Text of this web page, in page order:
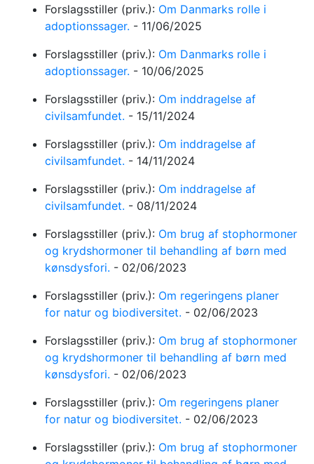
Forslagsstiller (priv.): Om Danmarks rolle i
adoptionssager. - 11/06/2025
Forslagsstiller (priv.): Om Danmarks rolle i
adoptionssager. - 10/06/2025
Forslagsstiller (priv.): Om inddragelse af
civilsamfundet. - 15/11/2024
Forslagsstiller (priv.): Om inddragelse af
civilsamfundet. - 14/11/2024
Forslagsstiller (priv.): Om inddragelse af
civilsamfundet. - 08/11/2024
Forslagsstiller (priv.): Om brug af stophormoner
og krydshormoner til behandling af børn med
kønsdysfori. - 02/06/2023
Forslagsstiller (priv.): Om regeringens planer
for natur og biodiversitet. - 02/06/2023
Forslagsstiller (priv.): Om brug af stophormoner
og krydshormoner til behandling af børn med
kønsdysfori. - 02/06/2023
Forslagsstiller (priv.): Om regeringens planer
for natur og biodiversitet. - 02/06/2023
Forslagsstiller (priv.): Om brug af stophormoner